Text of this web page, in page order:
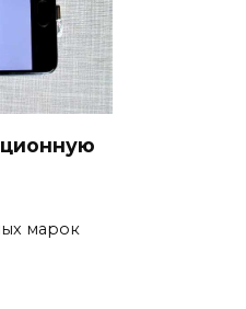
марок